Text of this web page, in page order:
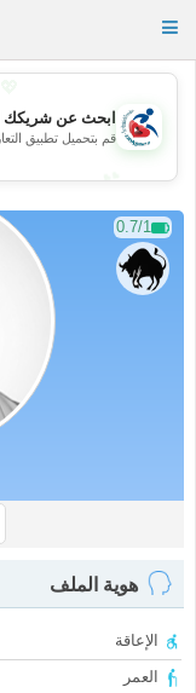
Toggle
ابحث عن شريكك
قم بتحميل تطبيق
0.7/1
هوية الملف
الإعاقة
العمر